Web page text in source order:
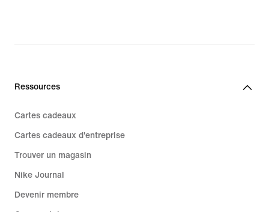
Ressources
Cartes cadeaux
Cartes cadeaux d'entreprise
Trouver un magasin
Nike Journal
Devenir membre